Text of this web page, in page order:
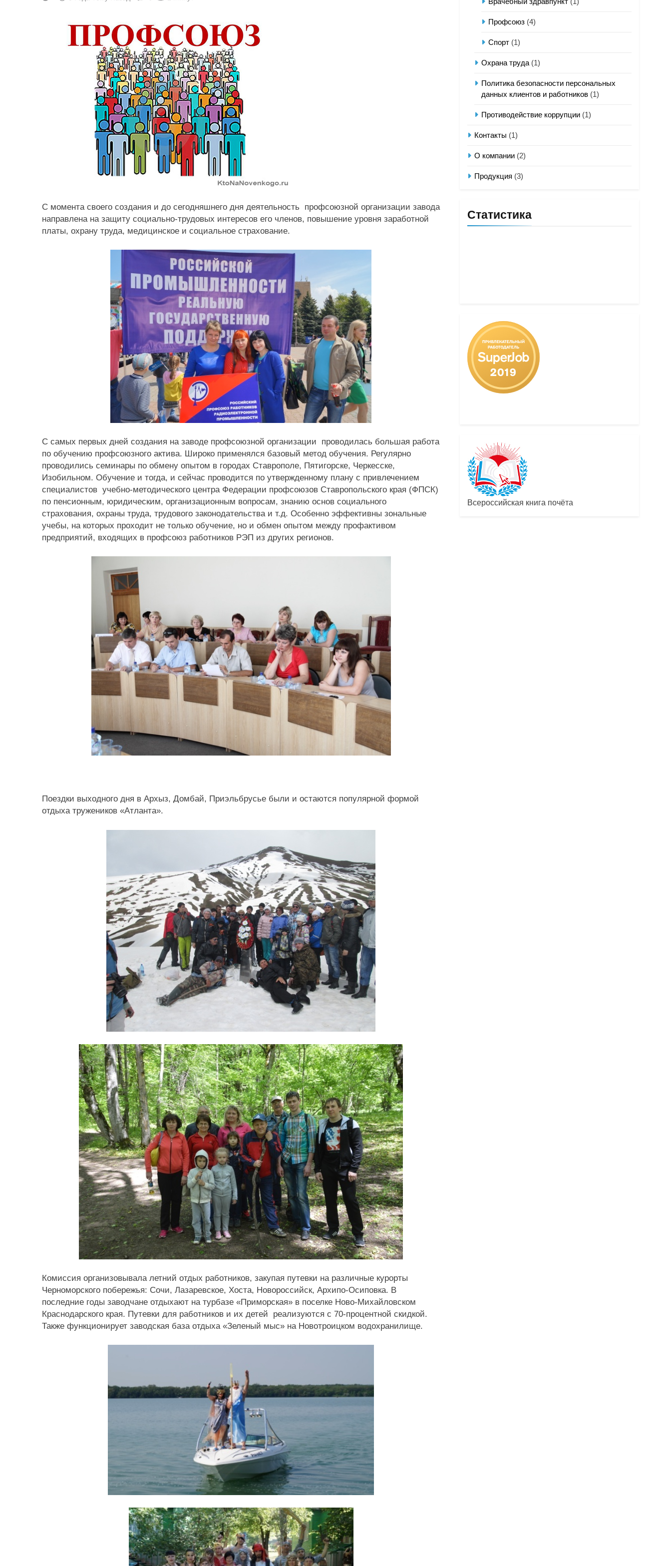
С момента своего создания и до сегодняшнего дня деятельность профсоюзной организации завода
направлена на защиту социально-трудовых интересов его членов, повышение уровня заработной
платы, охрану труда, медицинское и социальное страхование.
С самых первых дней создания на заводе профсоюзной организации проводилась большая работа
по обучению профсоюзного актива. Широко применялся базовый метод обучения. Регулярно
проводились семинары по обмену опытом в городах Ставрополе, Пятигорске, Черкесске,
Изобильном. Обучение и тогда, и сейчас проводится по утвержденному плану с привлечением
специалистов учебно-методического центра Федерации профсоюзов Ставропольского края (ФПСК)
по пенсионным, юридическим, организационным вопросам, знанию основ социального
страхования, охраны труда, трудового законодательства и т.д. Особенно эффективны зональные
учебы, на которых проходит не только обучение, но и обмен опытом между профактивом
предприятий, входящих в профсоюз работников РЭП из других регионов.
Поездки выходного дня в Архыз, Домбай, Приэльбрусье были и остаются популярной формой
отдыха тружеников «Атланта».
Комиссия организовывала летний отдых работников, закупая путевки на различные курорты
Черноморского побережья: Сочи, Лазаревское, Хоста, Новороссийск, Архипо-Осиповка. В
последние годы заводчане отдыхают на турбазе «Приморская» в поселке Ново-Михайловском
Краснодарского края. Путевки для работников и их детей реализуются с 70-процентной скидкой.
Также функционирует заводская база отдыха «Зеленый мыс» на Новотроицком водохранилище.
Профсоюз (4)
Спорт (1)
Охрана труда (1)
Политика безопасности персональных
данных клиентов и работников (1)
Противодействие коррупции (1)
Контакты (1)
О компании (2)
Продукция (3)
Статистика
Всероссийская книга почёта